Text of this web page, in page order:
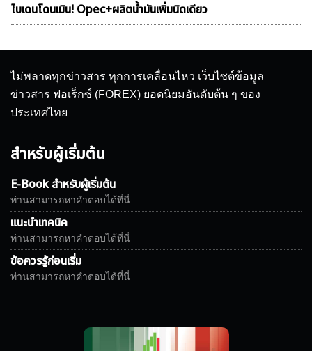
ไบเดนโดนเมิน! Opec+ผลิตน้ำมันเพิ่มนิดเดียว
ไม่พลาดทุกข่าวสาร ทุกการเคลื่อนไหว เว็บไซต์ข้อมูล
ข่าวสาร ฟอเร็กซ์ (FOREX) ยอดนิยมอันดับต้น ๆ ของ
ประเทศไทย
สำหรับผู้เริ่มต้น
E-Book สำหรับผู้เริ่มต้น
ท่านสามารถหาคำตอบได้ที่นี่
แนะนำเทคนิค
ท่านสามารถหาคำตอบได้ที่นี่
ข้อควรรู้ก่อนเริ่ม
ท่านสามารถหาคำตอบได้ที่นี่